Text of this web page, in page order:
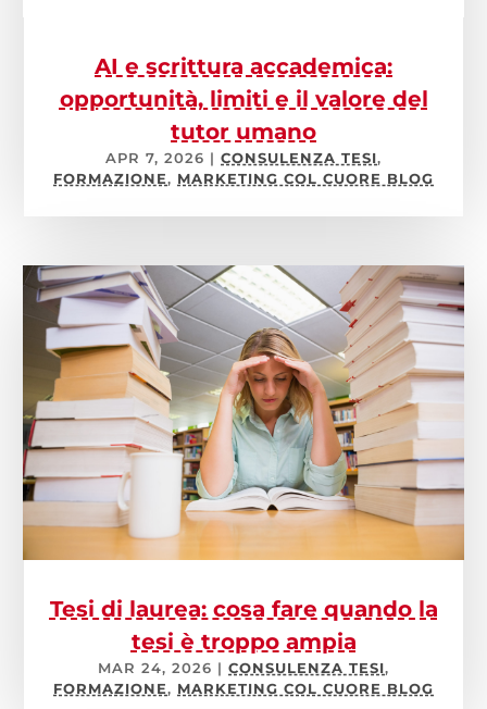
AI e scrittura accademica:
opportunità, limiti e il valore del
tutor umano
APR 7, 2026 | CONSULENZA TESI,
FORMAZIONE, MARKETING COL CUORE BLOG
Tesi di laurea: cosa fare quando la
tesi è troppo ampia
MAR 24, 2026 | CONSULENZA TESI,
FORMAZIONE, MARKETING COL CUORE BLOG